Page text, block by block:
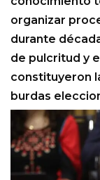
organizar
durante
de pulcritud y
constituyeron
burdas